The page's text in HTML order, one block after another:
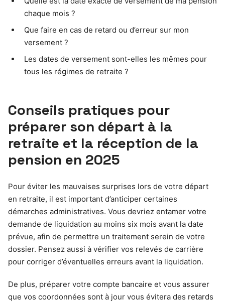
chaque mois ?
Que faire en cas de retard ou d’erreur sur mon
versement ?
Les dates de versement sont-elles les mêmes pour
tous les régimes de retraite ?
Conseils pratiques pour
préparer son départ à la
retraite et la réception de la
pension en 2025
Pour éviter les mauvaises surprises lors de votre départ
en retraite, il est important d’anticiper certaines
démarches administratives. Vous devriez entamer votre
demande de liquidation au moins six mois avant la date
prévue, afin de permettre un traitement serein de votre
dossier. Pensez aussi à vérifier vos relevés de carrière
pour corriger d’éventuelles erreurs avant la liquidation.
De plus, préparer votre compte bancaire et vous assurer
que vos coordonnées sont à jour vous évitera des retards